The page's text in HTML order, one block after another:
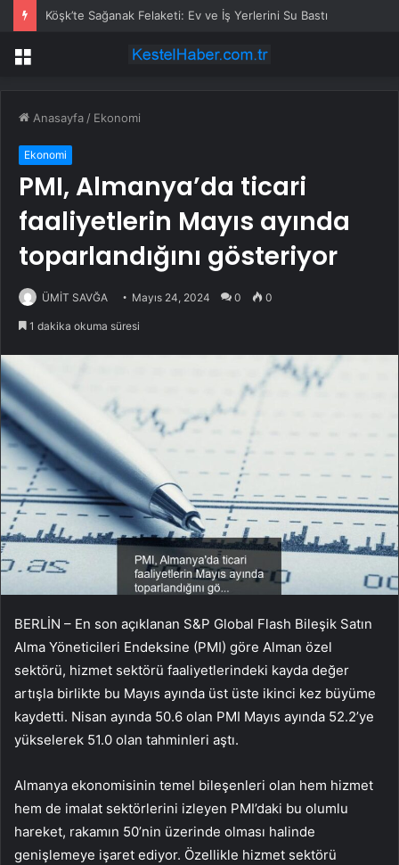
Köşk’te Sağanak Felaketi: Ev ve İş Yerlerini Su Bastı
Menü
Anasayfa / Ekonomi
Ekonomi
PMI, Almanya’da ticari
faaliyetlerin Mayıs ayında
toparlandığını gösteriyor
ÜMİT SAVĞA Mayıs 24, 2024 0 0
1 dakika okuma süresi
BERLİN – En son açıklanan S&P Global Flash Bileşik Satın
Alma Yöneticileri Endeksine (PMI) göre Alman özel
sektörü, hizmet sektörü faaliyetlerindeki kayda değer
artışla birlikte bu Mayıs ayında üst üste ikinci kez büyüme
kaydetti. Nisan ayında 50.6 olan PMI Mayıs ayında 52.2’ye
yükselerek 51.0 olan tahminleri aştı.
Almanya ekonomisinin temel bileşenleri olan hem hizmet
hem de imalat sektörlerini izleyen PMI’daki bu olumlu
hareket, rakamın 50’nin üzerinde olması halinde
genişlemeye işaret ediyor. Özellikle hizmet sektörü